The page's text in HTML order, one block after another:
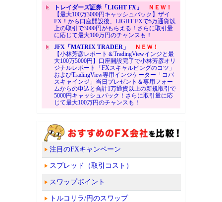
トレイダーズ証券「LIGHT FX」
ＮＥＷ！
【最大100万3000円キャッシュバック】ザイ
FX！から口座開設後、LIGHT FXで5万通貨以
上の取引で3000円がもらえる！さらに取引量
に応じて最大100万円のチャンスも！
JFX「MATRIX TRADER」
ＮＥＷ！
【小林芳彦レポート＆TradingViewインジと最
大100万5000円】口座開設完了で小林芳彦オリ
ジナルレポート「FXスキャルピングのコツ」
およびTradingView専用インジケーター「コバ
スキャインジ」当日プレゼント＆専用フォー
ムからの申込と合計1万通貨以上の新規取引で
5000円キャッシュバック！さらに取引量に応
じて最大100万円のチャンスも！
注目のFXキャンペーン
スプレッド（取引コスト）
スワップポイント
トルコリラ/円のスワップ